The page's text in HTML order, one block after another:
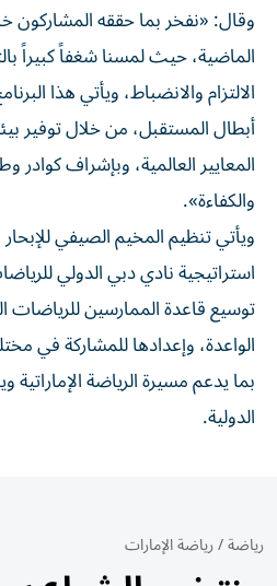
وقال: «نفخر بما حققه المشاركون
الماضية، حيث لمسنا شغفاً كبيراً
الالتزام والانضباط، ويأتي هذا
أبطال المستقبل، من خلال توفير
المعايير العالمية، وبإشراف كوادر
والكفاءة».
ويأتي تنظيم المخيم الصيفي
استراتيجية نادي دبي الدولي
توسيع قاعدة الممارسين للرياضات
الواعدة، وإعدادها للمشاركة في
بما يدعم مسيرة الرياضة
الدولية.
رياضة/رياضة الإمارات